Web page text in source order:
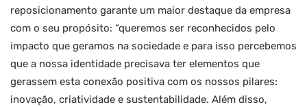
reposicionamento garante um maior destaque da empresa
com o seu propósito: “queremos ser reconhecidos pelo
impacto que geramos na sociedade e para isso percebemos
que a nossa identidade precisava ter elementos que
gerassem esta conexão positiva com os nossos pilares:
inovação, criatividade e sustentabilidade. Além disso,